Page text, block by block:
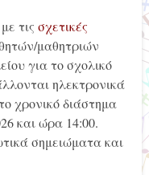
τις σχετικές
μαθητριών
για το σχολικό
ηλεκτρονικά
χρονικό διάστημα
και ώρα 14:00.
σημειώματα και